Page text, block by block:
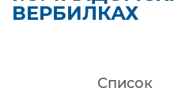
ВЕРБИЛКАХ
Список